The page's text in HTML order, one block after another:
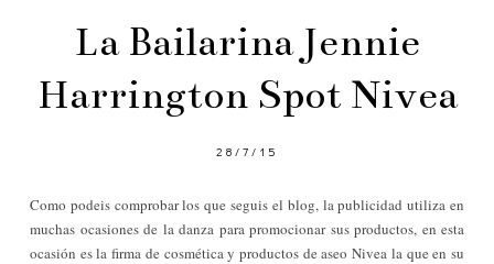
La Bailarina Jennie
Harrington Spot Nivea
28/7/15
Como podeis comprobar los que seguis el blog, la publicidad utiliza en
muchas ocasiones de la danza para promocionar sus productos, en esta
ocasión es la firma de cosmética y productos de aseo Nivea la que en su